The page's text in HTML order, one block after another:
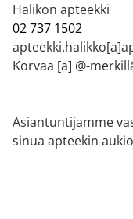
Halikon apteekki
02 737 1502
Korvaa [a] @-
Asiantuntijamme
sinua apteekin